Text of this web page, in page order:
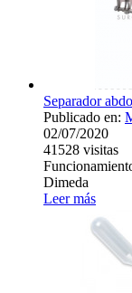
Separador
Publicado en:
02/07/2020
41528 visitas
Dimeda
Leer más